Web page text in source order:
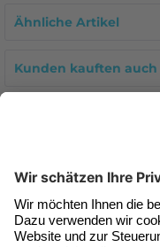
Ähnliche Artikel
Kunden kauften auch
Kunden haben sich
Unser